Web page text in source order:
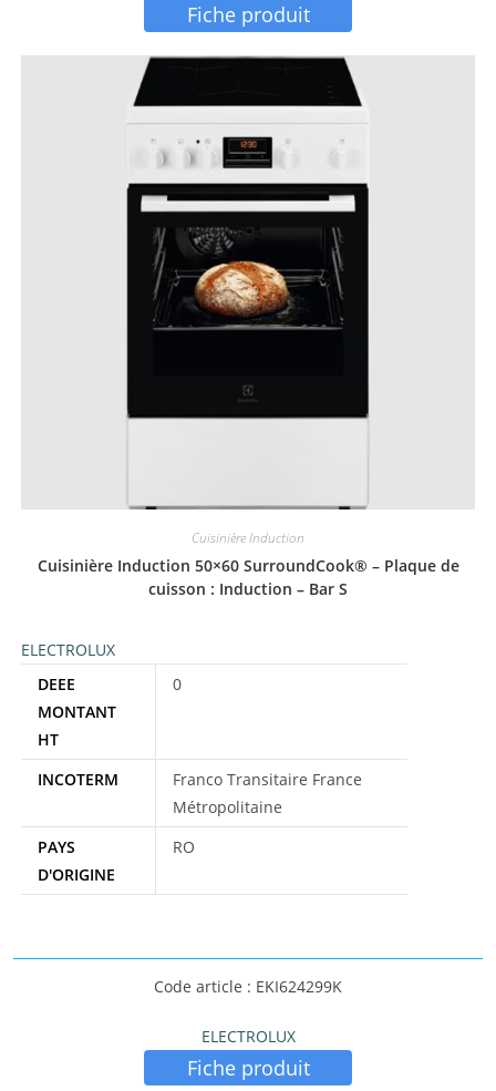
Fiche produit
Cuisinière Induction
Cuisinière Induction 50×60 SurroundCook® – Plaque de
cuisson : Induction – Bar S
ELECTROLUX
DEEE
MONTANT
HT
0
INCOTERM
Franco Transitaire France
Métropolitaine
PAYS
D'ORIGINE
RO
Code article : EKI624299K
ELECTROLUX
Fiche produit